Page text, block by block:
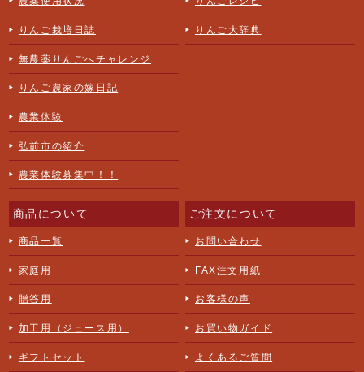
りんご栽培日誌
無農薬りんごへチャレンジ
りんご農家の嫁日記
農業体験
弘前市の紹介
農業体験募集中！！
りんご大辞典
商品について
商品一覧
家庭用
贈答用
加工用（ジュース用）
ギフトセット
ご注文について
お問い合わせ
FAX注文用紙
お客様の声
お買い物ガイド
よくあるご質問